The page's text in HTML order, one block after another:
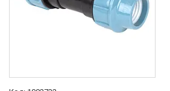
Гнучкі шланги (підведення)